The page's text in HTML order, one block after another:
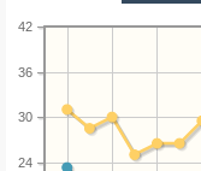
24
30
36
42